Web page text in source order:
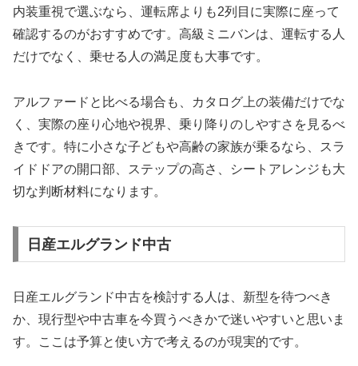
内装重視で選ぶなら、運転席よりも2列目に実際に座って
確認するのがおすすめです。高級ミニバンは、運転する人
だけでなく、乗せる人の満足度も大事です。
アルファードと比べる場合も、カタログ上の装備だけでな
く、実際の座り心地や視界、乗り降りのしやすさを見るべ
きです。特に小さな子どもや高齢の家族が乗るなら、スラ
イドドアの開口部、ステップの高さ、シートアレンジも大
切な判断材料になります。
日産エルグランド中古
日産エルグランド中古を検討する人は、新型を待つべき
か、現行型や中古車を今買うべきかで迷いやすいと思いま
す。ここは予算と使い方で考えるのが現実的です。